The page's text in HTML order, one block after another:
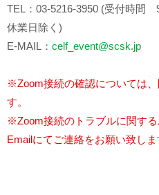
TEL：03-5216-3950 (受付時間
休業日除く)
E-MAIL： celf_event@scsk.jp
※Zoom接続の確認については
す。
※Zoom接続のトラブルに関する
Emailにてご連絡をお願い致しま